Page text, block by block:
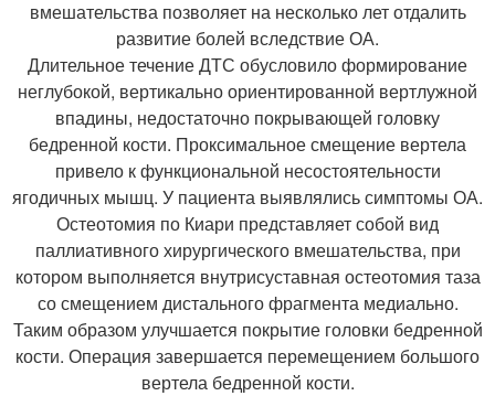
вмешательства позволяет на несколько лет отдалить
развитие болей вследствие ОА.
Длительное течение ДТС обусловило формирование
неглубокой, вертикально ориентированной вертлужной
впадины, недостаточно покрывающей головку
бедренной кости. Проксимальное смещение вертела
привело к функциональной несостоятельности
ягодичных мышц. У пациента выявлялись симптомы ОА.
Остеотомия по Киари представляет собой вид
паллиативного хирургического вмешательства, при
котором выполняется внутрисуставная остеотомия таза
со смещением дистального фрагмента медиально.
Таким образом улучшается покрытие головки бедренной
кости. Операция завершается перемещением большого
вертела бедренной кости.